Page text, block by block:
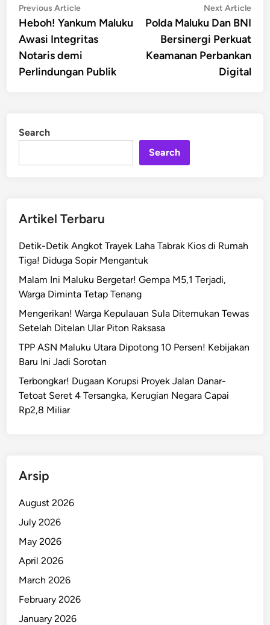
Post
navigation
Previous ArticlePrevious
article:
Heboh! Yankum Maluku
Awasi Integritas
Notaris demi
Perlindungan Publik
Next Article
Polda Maluku Dan BNI
Bersinergi Perkuat
Keamanan Perbankan
Digital
Search
Search
Artikel Terbaru
Detik-Detik Angkot Trayek Laha Tabrak Kios di Rumah
Tiga! Diduga Sopir Mengantuk
Malam Ini Maluku Bergetar! Gempa M5,1 Terjadi,
Warga Diminta Tetap Tenang
Mengerikan! Warga Kepulauan Sula Ditemukan Tewas
Setelah Ditelan Ular Piton Raksasa
TPP ASN Maluku Utara Dipotong 10 Persen! Kebijakan
Baru Ini Jadi Sorotan
Terbongkar! Dugaan Korupsi Proyek Jalan Danar-
Tetoat Seret 4 Tersangka, Kerugian Negara Capai
Rp2,8 Miliar
Arsip
August 2026
July 2026
May 2026
April 2026
March 2026
February 2026
January 2026